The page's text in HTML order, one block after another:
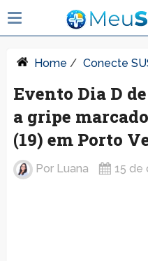
Home / Conecte
Evento Dia D
a gripe
(19) em Porto
Por Luana 15 de